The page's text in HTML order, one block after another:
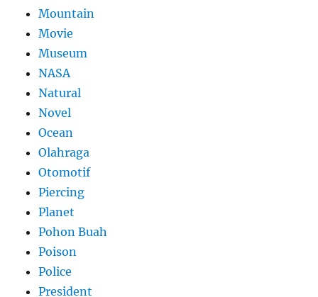
Mountain
Movie
Museum
NASA
Natural
Novel
Ocean
Olahraga
Otomotif
Piercing
Planet
Pohon Buah
Poison
Police
President